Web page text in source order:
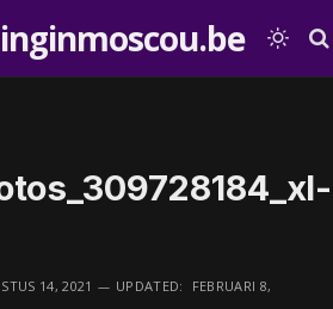
14, 2021 UPDATED:
FEBRUARI 8,